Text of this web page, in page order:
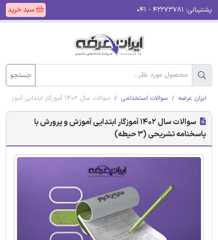
پشتیبانی: سبد خرید
جستجو
ایران عرضه سوالات استخدامی سوالات سال 1402 آموزگار ابتدایی آموزش و پرورش با پاسخنامه تشریحی (3 حیطه)
سوالات سال 1402 آموزگار ابتدایی آموزش و پرورش با
پاسخنامه تشریحی (3 حیطه)